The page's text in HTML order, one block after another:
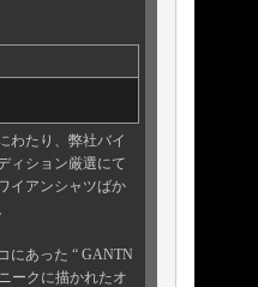
わたり、弊社バイ
ィション厳選にて
イアンシャツばか
にあった “ GANTN
ークに描かれたオ